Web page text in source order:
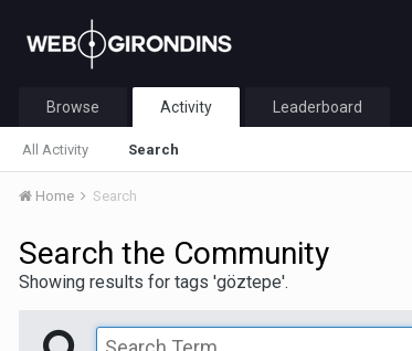
Browse Activity
All Activity Search
Leaderboard
Home Search
Search the Community
Showing results for tags 'göztepe'.